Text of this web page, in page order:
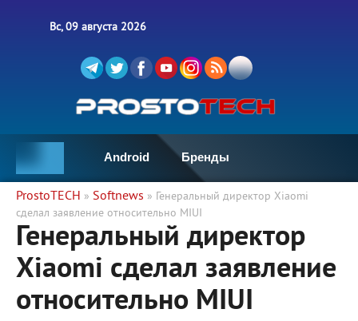
Вс, 09 августа 2026
Android Бренды
ProstoTECH » Softnews » Генеральный директор Xiaomi
сделал заявление относительно MIUI
Генеральный директор
Xiaomi сделал заявление
относительно MIUI